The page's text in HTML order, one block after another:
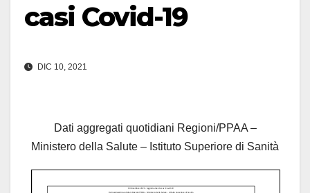
casi Covid-19
DIC 10, 2021
Dati aggregati quotidiani Regioni/PPAA –
Ministero della Salute – Istituto Superiore di Sanità